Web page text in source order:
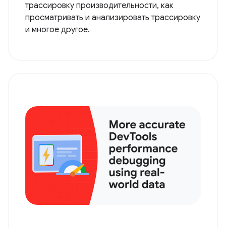
трассировку производительности, как
просматривать и анализировать трассировку
и многое другое.